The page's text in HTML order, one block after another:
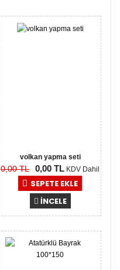
0,00
volkan yapma seti
0,00 TL 0,00 TL KDV Dahil
SEPETE EKLE
İNCELE
0,00